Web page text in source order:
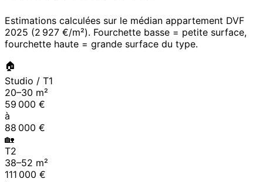
Estimations calculées sur le médian appartement DVF
2025 (2 927 €/m²). Fourchette basse = petite surface,
fourchette haute = grande surface du type.
🏠
Studio / T1
20–30 m²
59 000 €
à
88 000 €
🏡
T2
38–52 m²
111 000 €